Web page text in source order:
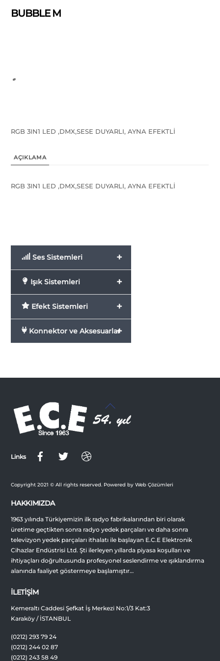
BUBBLE M
RGB 3IN1 LED ,DMX,SESE DUYARLI, AYNA EFEKTLİ
AÇIKLAMA
RGB 3IN1 LED ,DMX,SESE DUYARLI, AYNA EFEKTLİ
+
Ses Sistemleri
+
Işık Sistemleri
+
Efekt Sistemleri
+
Konnektor ve Aksesuarlar
Back
Top
Links
Copyright 2021 © All rights reserved. Powered by Web Çözümleri
HAKKIMIZDA
1963 yılında Türkiyemizin ilk radyo fabrikalarından biri olarak
üretime geçtikten sonra radyo yedek parçaları ve daha sonra
televizyon yedek parçaları ithalatı ile başlayan E.C.E Elektronik
Cihazlar Endüstrisi Ltd. Şti ilerleyen yıllarda piyasa koşulları ve
ihtiyaçları doğrultusunda profesyonel seslendirme ve ışıklandırma
alanında faaliyet göstermeye başlamıştır…
İLETİŞİM
Kemeraltı Caddesi Şefkat İş Merkezi No:1/3 Kat:3
Karaköy / İSTANBUL
(0212) 293 79 24
(0212) 244 02 87
(0212) 243 58 49